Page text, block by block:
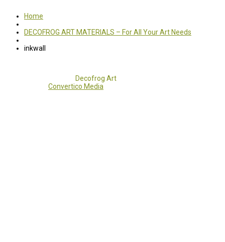
Home
DECOFROG ART MATERIALS – For All Your Art Needs
inkwall
Decofrog Art
Convertico Media